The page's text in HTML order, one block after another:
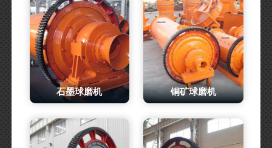
石墨球磨机 铜矿球磨机